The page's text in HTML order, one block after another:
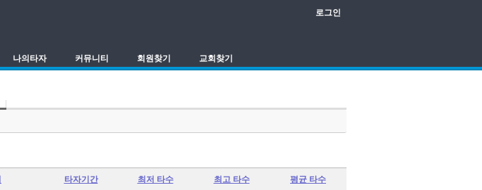
로그인
나의타자 커뮤니티 회원찾기 교회찾기
타자기간 최저 타수 최고 타수 평균 타수